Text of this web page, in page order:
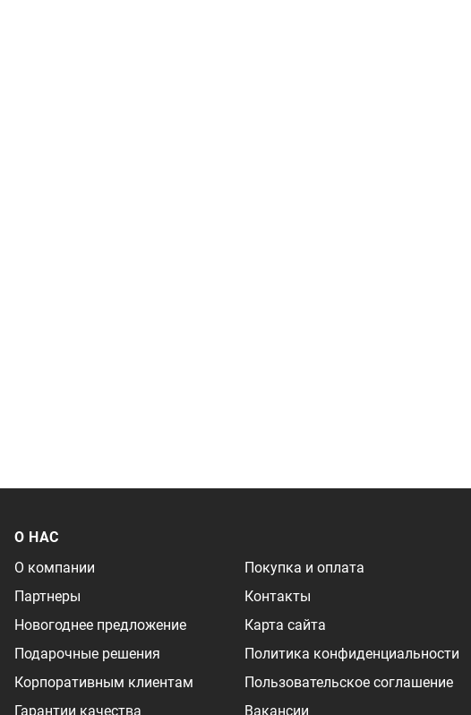
О НАС
О компании
Партнеры
Новогоднее предложение
Подарочные решения
Корпоративным клиентам
Гарантии качества
Покупка и оплата
Контакты
Карта сайта
Политика конфиденциальности
Пользовательское соглашение
Вакансии